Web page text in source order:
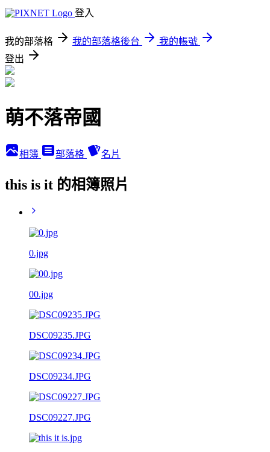
登入
我的部落格 我的部落格後台
我的帳號
登出
萌不落帝國
相簿 部落格 名片
this is it 的相簿照片
0.jpg
00.jpg
DSC09235.JPG
DSC09234.JPG
DSC09227.JPG